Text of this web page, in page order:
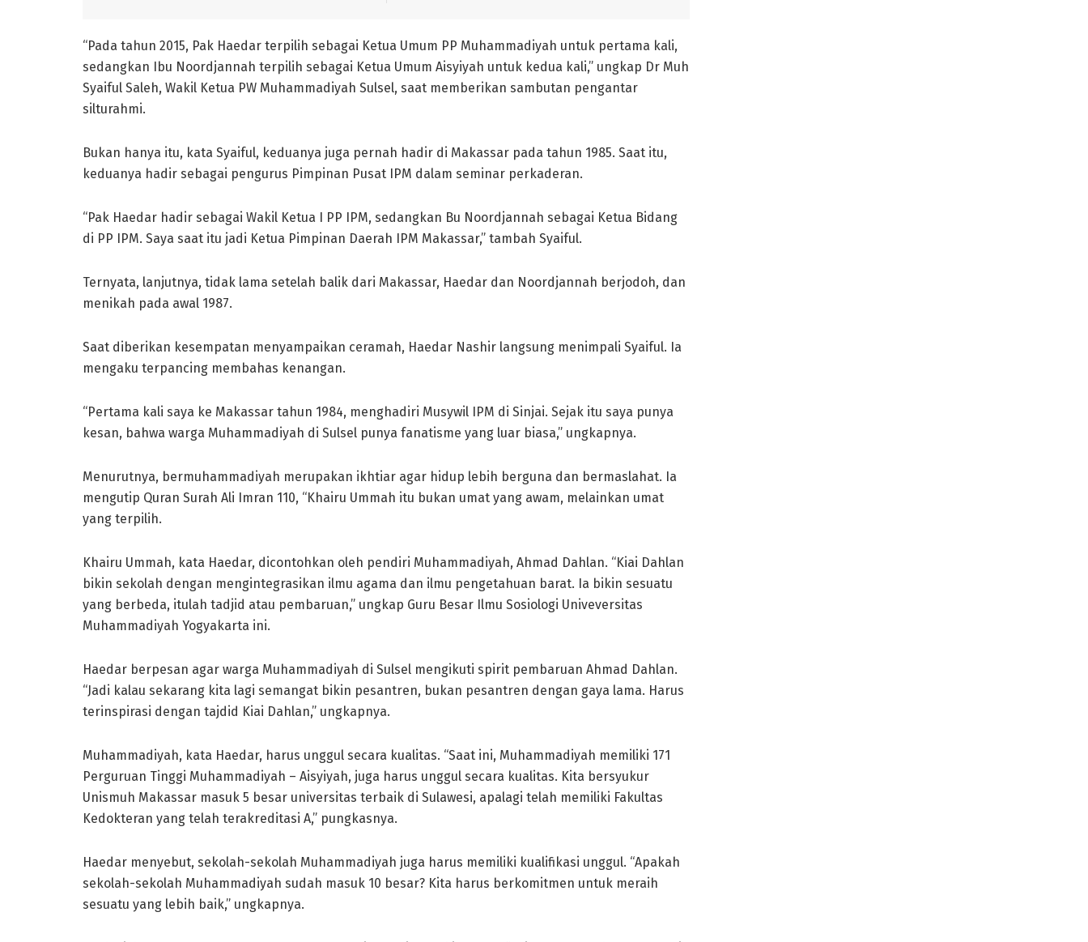
“Pada tahun 2015, Pak Haedar terpilih sebagai Ketua Umum PP Muhammadiyah untuk pertama kali,
sedangkan Ibu Noordjannah terpilih sebagai Ketua Umum Aisyiyah untuk kedua kali,” ungkap Dr Muh
Syaiful Saleh, Wakil Ketua PW Muhammadiyah Sulsel, saat memberikan sambutan pengantar
silturahmi.
Bukan hanya itu, kata Syaiful, keduanya juga pernah hadir di Makassar pada tahun 1985. Saat itu,
keduanya hadir sebagai pengurus Pimpinan Pusat IPM dalam seminar perkaderan.
“Pak Haedar hadir sebagai Wakil Ketua I PP IPM, sedangkan Bu Noordjannah sebagai Ketua Bidang
di PP IPM. Saya saat itu jadi Ketua Pimpinan Daerah IPM Makassar,” tambah Syaiful.
Ternyata, lanjutnya, tidak lama setelah balik dari Makassar, Haedar dan Noordjannah berjodoh, dan
menikah pada awal 1987.
Saat diberikan kesempatan menyampaikan ceramah, Haedar Nashir langsung menimpali Syaiful. Ia
mengaku terpancing membahas kenangan.
“Pertama kali saya ke Makassar tahun 1984, menghadiri Musywil IPM di Sinjai. Sejak itu saya punya
kesan, bahwa warga Muhammadiyah di Sulsel punya fanatisme yang luar biasa,” ungkapnya.
Menurutnya, bermuhammadiyah merupakan ikhtiar agar hidup lebih berguna dan bermaslahat. Ia
mengutip Quran Surah Ali Imran 110, “Khairu Ummah itu bukan umat yang awam, melainkan umat
yang terpilih.
Khairu Ummah, kata Haedar, dicontohkan oleh pendiri Muhammadiyah, Ahmad Dahlan. “Kiai Dahlan
bikin sekolah dengan mengintegrasikan ilmu agama dan ilmu pengetahuan barat. Ia bikin sesuatu
yang berbeda, itulah tadjid atau pembaruan,” ungkap Guru Besar Ilmu Sosiologi Univeversitas
Muhammadiyah Yogyakarta ini.
Haedar berpesan agar warga Muhammadiyah di Sulsel mengikuti spirit pembaruan Ahmad Dahlan.
“Jadi kalau sekarang kita lagi semangat bikin pesantren, bukan pesantren dengan gaya lama. Harus
terinspirasi dengan tajdid Kiai Dahlan,” ungkapnya.
Muhammadiyah, kata Haedar, harus unggul secara kualitas. “Saat ini, Muhammadiyah memiliki 171
Perguruan Tinggi Muhammadiyah – Aisyiyah, juga harus unggul secara kualitas. Kita bersyukur
Unismuh Makassar masuk 5 besar universitas terbaik di Sulawesi, apalagi telah memiliki Fakultas
Kedokteran yang telah terakreditasi A,” pungkasnya.
Haedar menyebut, sekolah-sekolah Muhammadiyah juga harus memiliki kualifikasi unggul. “Apakah
sekolah-sekolah Muhammadiyah sudah masuk 10 besar? Kita harus berkomitmen untuk meraih
sesuatu yang lebih baik,” ungkapnya.